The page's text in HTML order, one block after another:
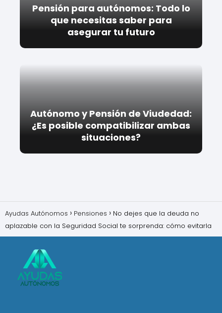
Pensión para autónomos: Todo lo
que necesitas saber para
asegurar tu futuro
Autónomo y Pensión de Viudedad:
¿Es posible compatibilizar ambas
situaciones?
Ayudas Autónomos Pensiones
No dejes que la deuda no
aplazable con la Seguridad Social te sorprenda: cómo evitarla